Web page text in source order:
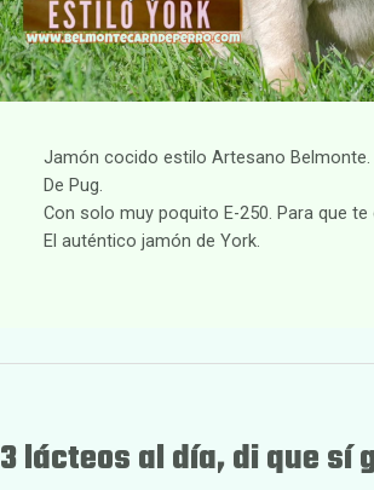
Jamón cocido estilo Artesano Belmonte.
De Pug.
Con solo muy poquito E-250. Para que te
El auténtico jamón de York.
3 lácteos al día, di que sí